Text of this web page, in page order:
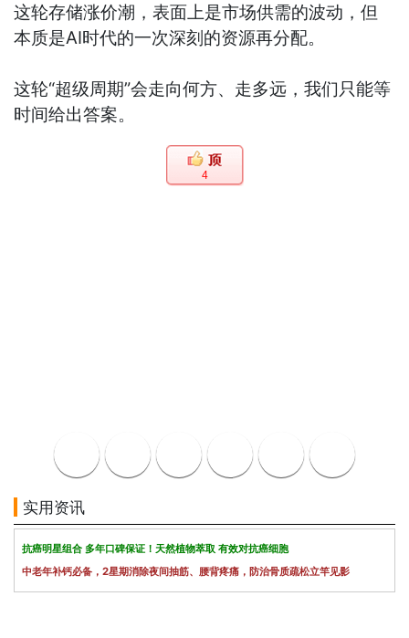
这轮存储涨价潮，表面上是市场供需的波动，但
本质是AI时代的一次深刻的资源再分配。
这轮“超级周期”会走向何方、走多远，我们只能等
时间给出答案。
4
实用资讯
抗癌明星组合 多年口碑保证！天然植物萃取 有效对抗癌细胞
中老年补钙必备，2星期消除夜间抽筋、腰背疼痛，防治骨质疏松立竿见影